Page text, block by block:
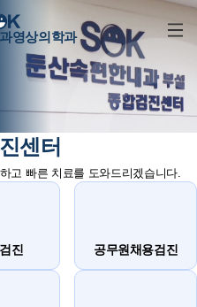
영상의학과
센터
고 빠른 치료를 도와드리겠습니다.
진 공무원채용검진